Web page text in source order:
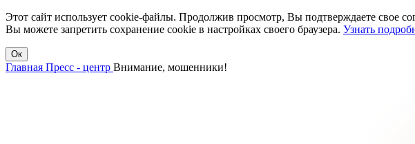
Этот сайт использует cookie-файлы. Продолжив просмотр, Вы подтверждаете свое
Вы можете запретить сохранение cookie в настройках своего браузера. Узнать
Ок
Главная Пресс - центр Внимание, мошенники!